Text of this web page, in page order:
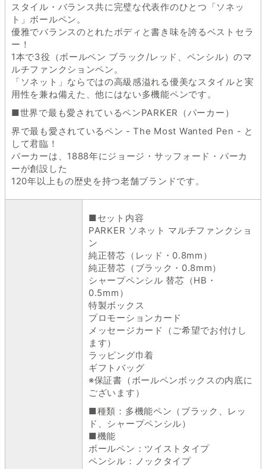
スタイル・バランス共に完璧な代表作のひとつ「ソネッ
ト」ボールペン。
優雅でバランスのとれたボディと書き味を誇るベストセラ
ー！
1本で3役（ボールペン ブラック/レッド、ペンシル）のマ
ルチファンクションペン。
「ソネット」ならではの高級感溢れる優美なスタイルと実
用性を兼ね備えた、他にはない多機能ペンです。
■世界で最も愛されているペンPARKER（パーカー）
界で最も愛されているペン - The Most Wanted Pen - と
して君臨！
パーカーは、1888年にジョージ・サッフォード・パーカ
ーが創設した
120年以上もの歴史を持つ老舗ブランドです。
■セット内容
PARKER ソネット マルチファンクショ
ン
純正替芯（レッド・0.8mm）
純正替芯（ブラック・0.8mm）
シャープペンシル 替芯（HB・
0.5mm）
特製ボックス
プロモーションカード
メッセージカード（ご希望でお付けし
ます）
ラッピング巾着
ギフトバッグ
※保証書（ボールペンボックスの内底に
ございます）
■種類：多機能ペン（ブラック、レッ
ド、シャープペンシル）
■機能
ボールペン：ツイストタイプ
ペンシル：ノックタイプ